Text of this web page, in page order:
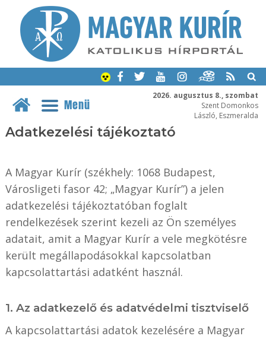
2026. augusztus 8., szombat
Szent Domonkos
László, Eszmeralda
Menü
Adatkezelési tájékoztató
A Magyar Kurír (székhely: 1068 Budapest,
Városligeti fasor 42; „Magyar Kurír”) a jelen
adatkezelési tájékoztatóban foglalt
rendelkezések szerint kezeli az Ön személyes
adatait, amit a Magyar Kurír a vele megkötésre
került megállapodásokkal kapcsolatban
kapcsolattartási adatként használ.
1. Az adatkezelő és adatvédelmi tisztviselő
A kapcsolattartási adatok kezelésére a Magyar